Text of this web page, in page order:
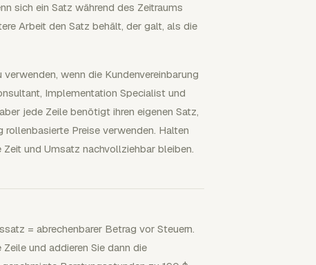
sich ein Satz während des Zeitraums
Arbeit den Satz behält, der galt, als die
wenn die Kundenvereinbarung
Implementation Specialist und
jede Zeile benötigt ihren eigenen Satz,
Preise verwenden. Halten
und Umsatz nachvollziehbar bleiben.
= abrechenbarer Betrag vor Steuern.
und addieren Sie dann die